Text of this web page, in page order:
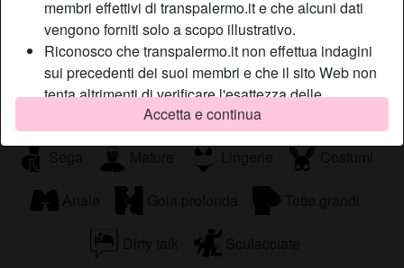
membri effettivi di transpalermo.it e che alcuni dati
vengono forniti solo a scopo illustrativo.
Riconosco che transpalermo.it non effettua indagini
sui precedenti dei suoi membri e che il sito Web non
tenta altrimenti di verificare l'esattezza delle
dichiarazioni rese dai suoi membri.
Accetta e continua
Tags
Pompini Orali Roleplay
Guardare porno